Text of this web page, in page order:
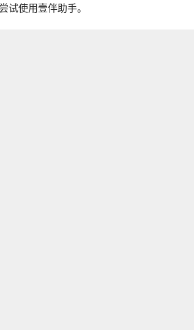
试使用壹伴助手。